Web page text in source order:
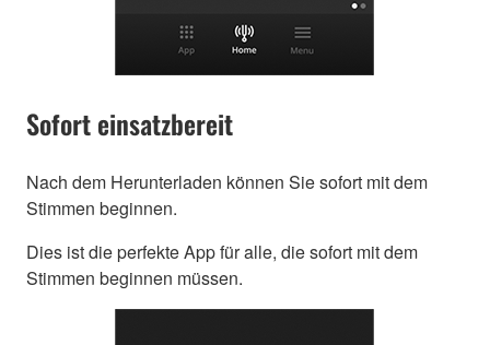
Sofort einsatzbereit
Nach dem Herunterladen können Sie sofort mit dem
Stimmen beginnen.
Dies ist die perfekte App für alle, die sofort mit dem
Stimmen beginnen müssen.